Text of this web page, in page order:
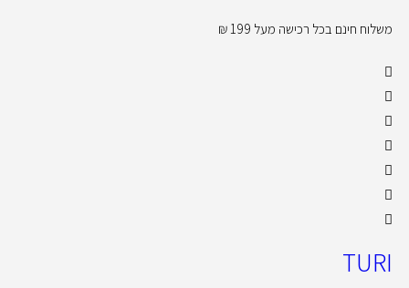
משלוח חינם בכל רכישה מעל 199 ₪
TURI